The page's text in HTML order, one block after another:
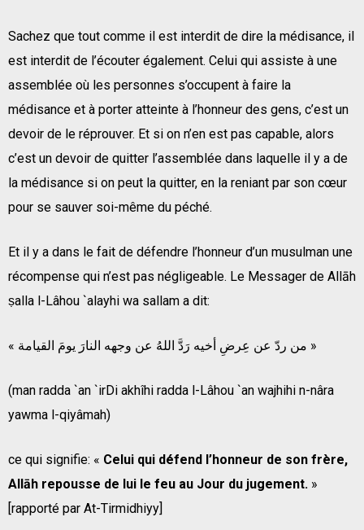
Sachez que tout comme il est interdit de dire la médisance, il
est interdit de l’écouter également. Celui qui assiste à une
assemblée où les personnes s’occupent à faire la
médisance et à porter atteinte à l’honneur des gens, c’est un
devoir de le réprouver. Et si on n’en est pas capable, alors
c’est un devoir de quitter l’assemblée dans laquelle il y a de
la médisance si on peut la quitter, en la reniant par son cœur
pour se sauver soi-même du péché.
Et il y a dans le fait de défendre l’honneur d’un musulman une
récompense qui n’est pas négligeable. Le Messager de Allāh
ṣalla l-Lâhou `alayhi wa sallam a dit:
« من ردّ عن عِرضِ أخيه رَدَّ اللهُ عن وجهه النارَ يومَ القيامة »
(man radda `an `irDi akhîhi radda l-Lâhou `an wajhihi n-nâra
yawma l-qiyâmah)
ce qui signifie: « Celui qui défend l’honneur de son frère,
Allāh repousse de lui le feu au Jour du jugement. »
[rapporté par At-Tirmidhiyy]